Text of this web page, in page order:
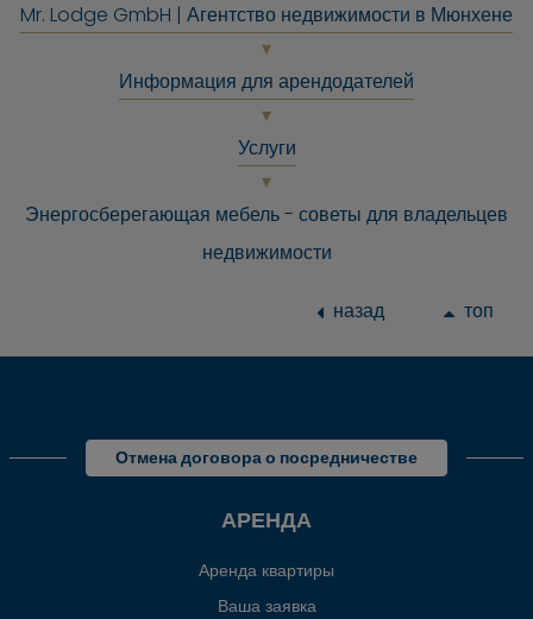
Mr. Lodge GmbH | Агентство недвижимости в Мюнхене
Информация для арендодателей
Услуги
Энергосберегающая мебель - советы для владельцев
недвижимости
назад топ
Отмена договора о посредничестве
АРЕНДА
Аренда квартиры
Ваша заявка